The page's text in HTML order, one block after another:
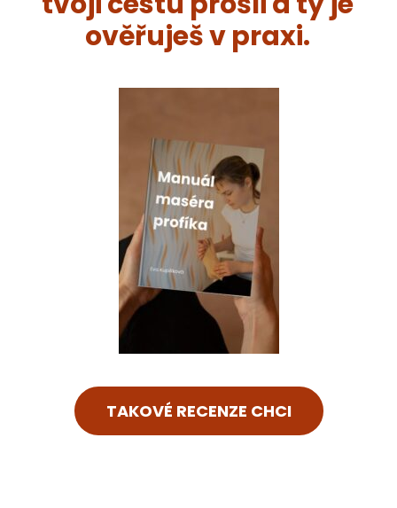
ověřuješ v praxi.
TAKOVÉ RECENZE CHCI